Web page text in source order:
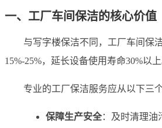
一、工厂车间保洁的核心价值
与写字楼保洁不同，工厂车间保
15%-25%，延长设备使用寿命30%以上
专业的工厂保洁服务应从以下三
保障生产安全：及时清理油